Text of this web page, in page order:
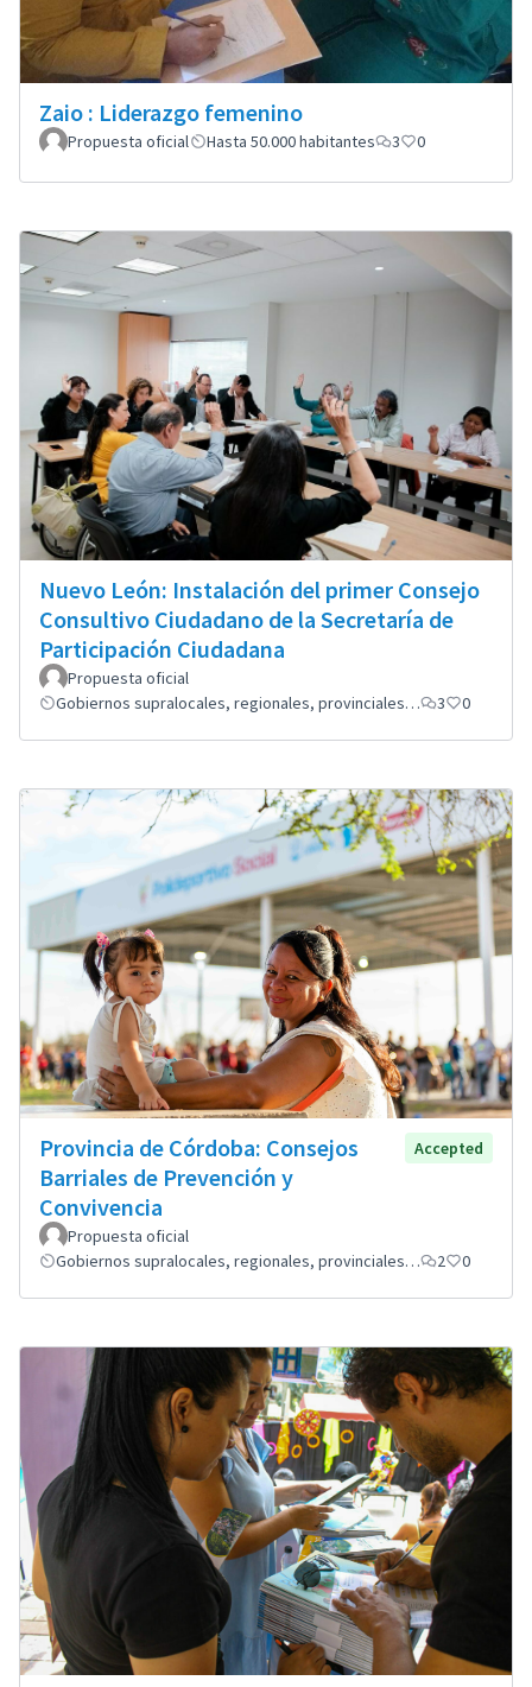
Zaio : Liderazgo femenino
Propuesta oficial Hasta 50.000 habitantes 3 0
Nuevo León: Instalación del primer Consejo
Consultivo Ciudadano de la Secretaría de
Participación Ciudadana
Propuesta oficial
Gobiernos supralocales, regionales, provinciales…
3 0
Provincia de Córdoba: Consejos
Barriales de Prevención y
Convivencia
Accepted
Propuesta oficial
Gobiernos supralocales, regionales, provinciales…
2 0